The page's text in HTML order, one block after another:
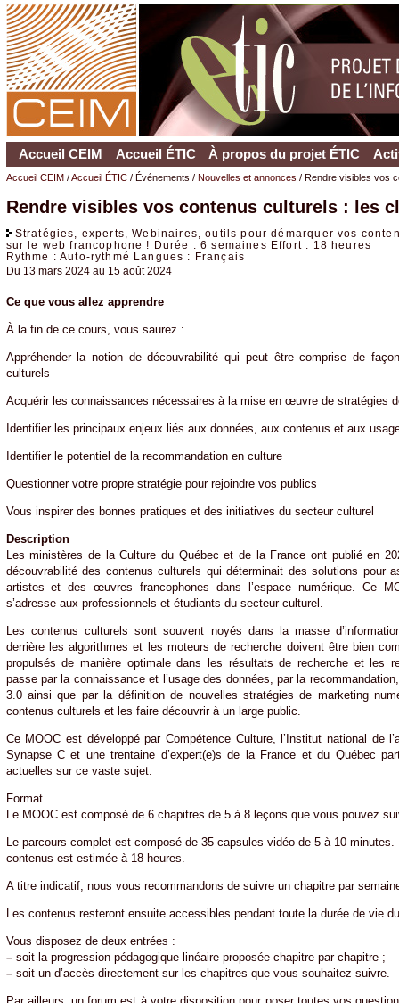
Accueil CEIM Accueil ÉTIC À propos du projet ÉTIC
Accueil CEIM/Accueil ÉTIC/ Événements / Nouvelles et annonces / Rendre visibles vos
Rendre visibles vos contenus culturels : les
Stratégies, experts, Webinaires, outils pour démarquer vos
sur le web francophone ! Durée : 6 semaines Effort : 18 heures
Rythme : Auto-rythmé Langues : Français
Du 13 mars 2024 au 15 août 2024
Ce que vous allez apprendre
À la fin de ce cours, vous saurez :
Appréhender la notion de découvrabilité qui peut être comprise de
culturels
Acquérir les connaissances nécessaires à la mise en œuvre de stratégies
Identifier les principaux enjeux liés aux données, aux contenus et aux
Identifier le potentiel de la recommandation en culture
Questionner votre propre stratégie pour rejoindre vos publics
Vous inspirer des bonnes pratiques et des initiatives du secteur culturel
Description
Les ministères de la Culture du Québec et de la France ont publié en
découvrabilité des contenus culturels qui déterminait des solutions pour
artistes et des œuvres francophones dans l’espace numérique. Ce
s’adresse aux professionnels et étudiants du secteur culturel.
Les contenus culturels sont souvent noyés dans la masse
derrière les algorithmes et les moteurs de recherche doivent être bien
propulsés de manière optimale dans les résultats de recherche et les
passe par la connaissance et l’usage des données, par la
3.0 ainsi que par la définition de nouvelles stratégies de marketing
contenus culturels et les faire découvrir à un large public.
Ce MOOC est développé par Compétence Culture, l’Institut national de
Synapse C et une trentaine d’expert(e)s de la France et du Québec
actuelles sur ce vaste sujet.
Format
Le MOOC est composé de 6 chapitres de 5 à 8 leçons que vous pouvez
Le parcours complet est composé de 35 capsules vidéo de 5 à 10
contenus est estimée à 18 heures.
A titre indicatif, nous vous recommandons de suivre un chapitre par
Les contenus resteront ensuite accessibles pendant toute la durée de vie
Vous disposez de deux entrées :
–soit la progression pédagogique linéaire proposée chapitre par chapitre ;
–soit un d’accès directement sur les chapitres que vous souhaitez suivre.